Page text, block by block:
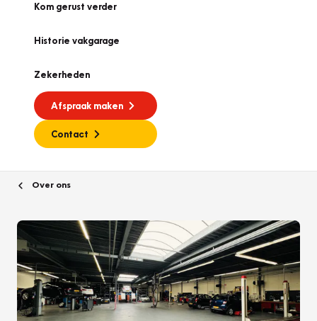
Kom gerust verder
Historie vakgarage
Zekerheden
Afspraak maken
Contact
Over ons